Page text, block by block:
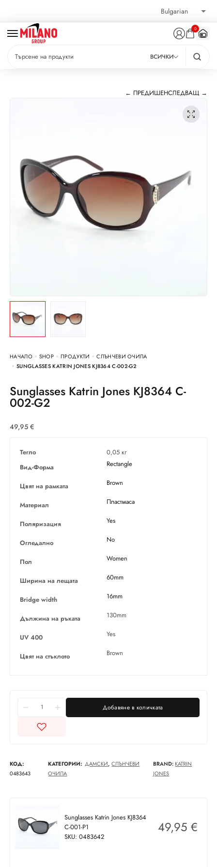
0
ВСИЧКИ
← ПРЕДИШЕНСЛЕДВАЩ →
НАЧАЛО SHOP ПРОДУКТИ
СЛЪНЧЕВИ ОЧИЛА
SUNGLASSES KATRIN JONES KJ8364 C-002-G2
Sunglasses Katrin Jones KJ8364 C-
002-G2
49,95 €
Тегло
0,05 кг
Вид-Форма
Rectangle
Цвят на рамката Brown
Материал Пластмаса
Поляризация Yes
Огледално No
Пол Women
Ширина на лещата 60mm
Bridge width 16mm
Дължина на ръката 130mm
UV 400 Yes
Цвят на стъклото Brown
Добавяне в количката
КОД:
0483643
КАТЕГОРИИ: ДАМСКИ,СЛЪНЧЕВИ
ОЧИЛА
BRAND: KATRIN
JONES
Sunglasses Katrin Jones KJ8364
C-001-P1
SKU: 0483642
49,95 €